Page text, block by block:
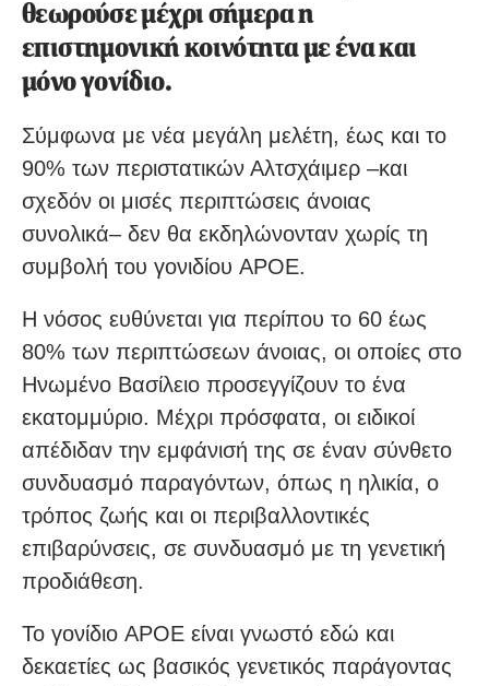
θεωρούσε μέχρι σήμερα η
επιστημονική κοινότητα με ένα και
μόνο γονίδιο.
Σύμφωνα με νέα μεγάλη μελέτη, έως και το
90% των περιστατικών Αλτσχάιμερ –και
σχεδόν οι μισές περιπτώσεις άνοιας
συνολικά– δεν θα εκδηλώνονταν χωρίς τη
συμβολή του γονιδίου APOE.
Η νόσος ευθύνεται για περίπου το 60 έως
80% των περιπτώσεων άνοιας, οι οποίες στο
Ηνωμένο Βασίλειο προσεγγίζουν το ένα
εκατομμύριο. Μέχρι πρόσφατα, οι ειδικοί
απέδιδαν την εμφάνισή της σε έναν σύνθετο
συνδυασμό παραγόντων, όπως η ηλικία, ο
τρόπος ζωής και οι περιβαλλοντικές
επιβαρύνσεις, σε συνδυασμό με τη γενετική
προδιάθεση.
Το γονίδιο APOE είναι γνωστό εδώ και
δεκαετίες ως βασικός γενετικός παράγοντας